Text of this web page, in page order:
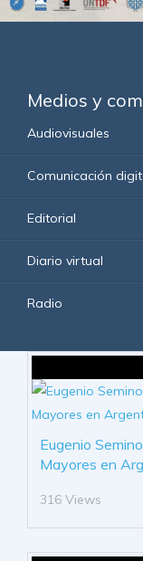
Medios y
Audiovisuales
Comunicación
Editorial
Diario virtual
Radio
Eugenio
Mayores en
316 Views